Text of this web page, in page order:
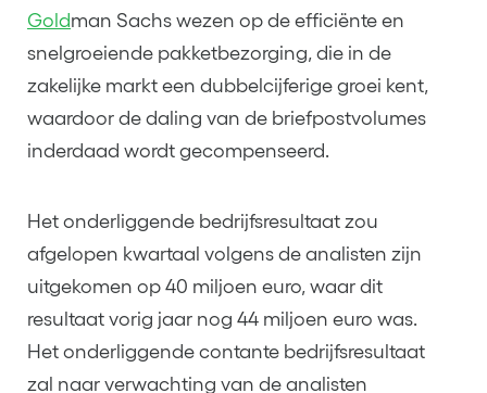
Goldman Sachs wezen op de efficiënte en
snelgroeiende pakketbezorging, die in de
zakelijke markt een dubbelcijferige groei kent,
waardoor de daling van de briefpostvolumes
inderdaad wordt gecompenseerd.
Het onderliggende bedrijfsresultaat zou
afgelopen kwartaal volgens de analisten zijn
uitgekomen op 40 miljoen euro, waar dit
resultaat vorig jaar nog 44 miljoen euro was.
Het onderliggende contante bedrijfsresultaat
zal naar verwachting van de analisten